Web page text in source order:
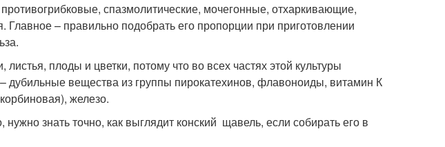
спазмолитические, мочегонные, отхаркивающие,
Главное – правильно подобрать его пропорции при приготовлении
плоды и цветки, потому что во всех частях этой культуры
дубильные вещества из группы пирокатехинов, флавоноиды, витамин К
железо.
знать точно, как выглядит конский щавель, если собирать его в